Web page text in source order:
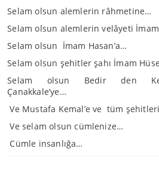
Selam olsun alemlerin râhmetine…
Selam olsun alemlerin velâyeti İmam
Selam olsun İmam Hasan’a…
Selam olsun şehitler şahı İmam
Selam olsun Bedir den
Çanakkale’ye…
Ve Mustafa Kemal’e ve tüm
Ve selam olsun cümlenize…
Cümle insanlığa…